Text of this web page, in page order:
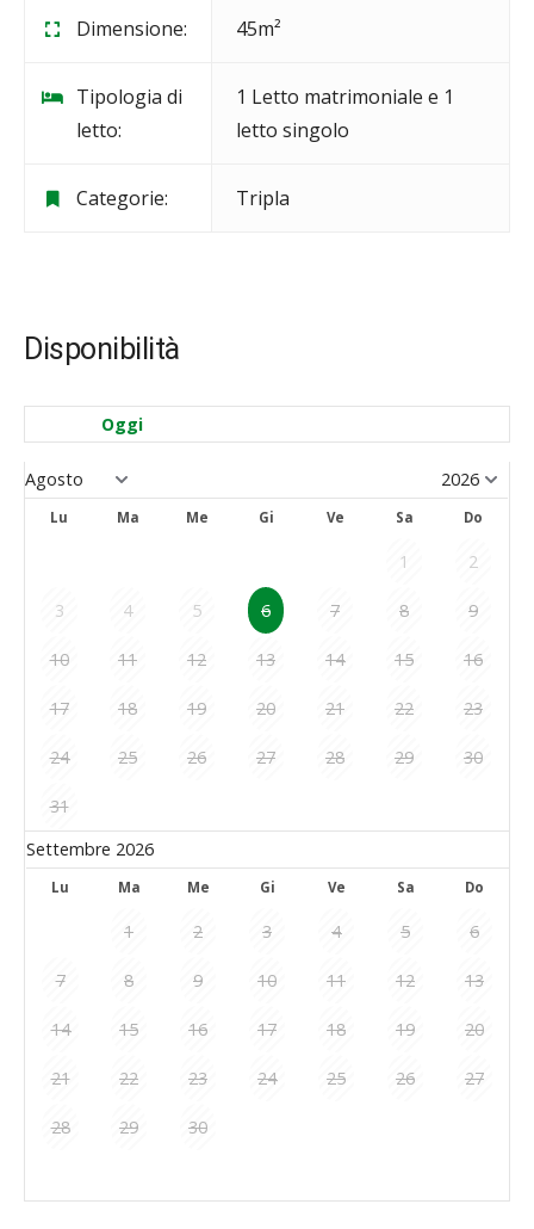
Dimensione: 45m²
Tipologia di
letto:
1 Letto matrimoniale e 1
letto singolo
Categorie: Tripla
Disponibilità
Oggi
Lu Ma Me Gi Ve Sa Do
1 2
3 4 5 6 7 8 9
10 11 12 13 14 15 16
17 18 19 20 21 22 23
24 25 26 27 28 29 30
31
Settembre 2026
Lu Ma Me Gi Ve Sa Do
1 2 3 4 5 6
7 8 9 10 11 12 13
14 15 16 17 18 19 20
21 22 23 24 25 26 27
28 29 30